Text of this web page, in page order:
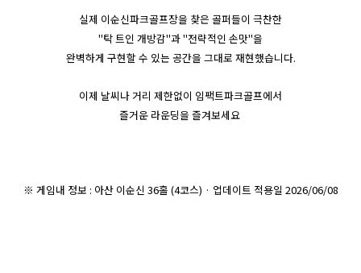
실제 이순신파크골프장을 찾은 골퍼들이 극찬한
"탁 트인 개방감"과 "전략적인 손맛"을
완벽하게 구현할 수 있는 공간을 그대로 재현했습니다.
이제 날씨나 거리 제한없이 임팩트파크골프에서
즐거운 라운딩을 즐겨보세요
※ 게임내 정보 : 아산 이순신 36홀 (4코스) · 업데이트 적용일 2026/06/08